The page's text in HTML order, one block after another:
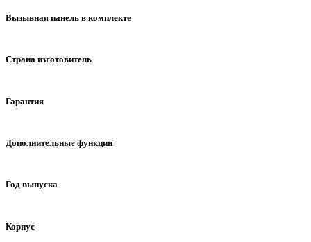
Вызывная панель в комплекте
Страна изготовитель
Гарантия
Дополнительные функции
Год выпуска
2023
Корпус